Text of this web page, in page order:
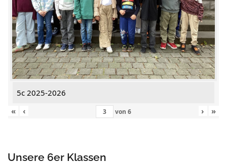
5c 2025-2026
«
‹ von 6 › »
Unsere 6er Klassen